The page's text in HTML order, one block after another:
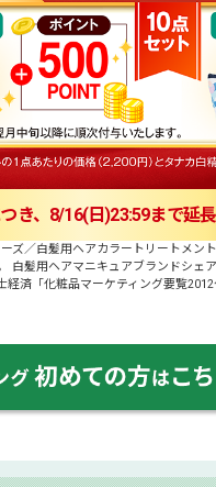
き、8/16(日)23:59まで延長
ズ／白髪用ヘアカラートリートメン
白髪用ヘアマニキュアブランドシェ
経済「化粧品マーケティング要覧